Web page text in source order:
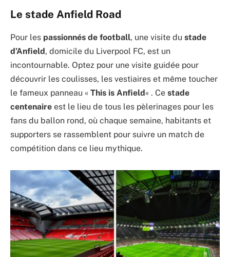
Le stade Anfield Road
Pour les passionnés de football, une visite du stade
d’Anfield, domicile du Liverpool FC, est un
incontournable. Optez pour une visite guidée pour
découvrir les coulisses, les vestiaires et même toucher
le fameux panneau « This is Anfield« . Ce stade
centenaire est le lieu de tous les pèlerinages pour les
fans du ballon rond, où chaque semaine, habitants et
supporters se rassemblent pour suivre un match de
compétition dans ce lieu mythique.